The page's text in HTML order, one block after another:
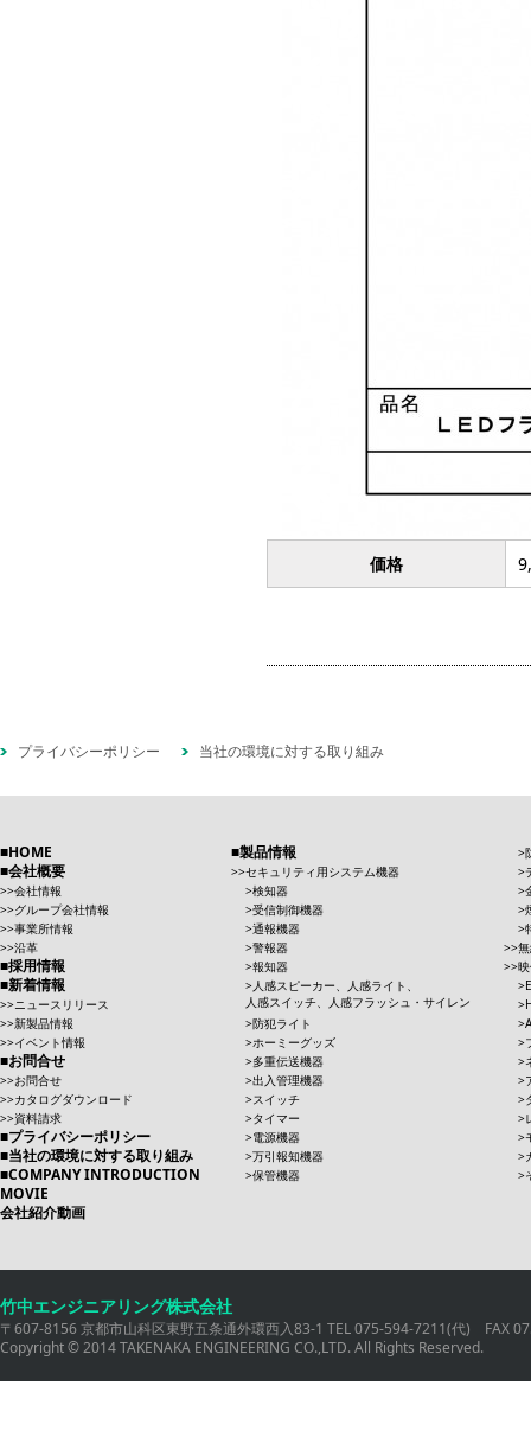
価格
プライバシーポリシー 当社の環境に対する取り組み
HOME
会社概要
会社情報
グループ会社情報
事業所情報
沿革
採用情報
新着情報
ニュースリリース
新製品情報
イベント情報
お問合せ
お問合せ
カタログダウンロード
資料請求
プライバシーポリシー
当社の環境に対する取り組み
COMPANY INTRODUCTION
MOVIE
会社紹介動画
製品情報
セキュリティ用システム機器
検知器
受信制御機器
通報機器
警報器
報知器
人感スピーカー、人感ライト、
人感スイッチ、人感フラッシュ・サイレン
防犯ライト
ホーミーグッズ
多重伝送機器
出入管理機器
スイッチ
タイマー
電源機器
万引報知機器
保管機器
竹中エンジニアリング株式会社
〒607-8156 京都市山科区東野五条通外環西入83-1 TEL 075-594-7211(代) FAX
Copyright © 2014 TAKENAKA ENGINEERING CO.,LTD. All Rights Reserved.